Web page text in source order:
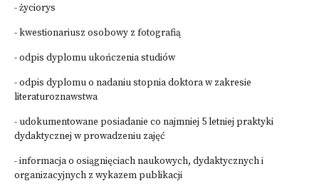
- życiorys
- kwestionariusz osobowy z fotografią
- odpis dyplomu ukończenia studiów
- odpis dyplomu o nadaniu stopnia doktora w zakresie
literaturoznawstwa
- udokumentowane posiadanie co najmniej 5 letniej praktyki
dydaktycznej w prowadzeniu zajęć
- informacja o osiągnięciach naukowych, dydaktycznych i
organizacyjnych z wykazem publikacji